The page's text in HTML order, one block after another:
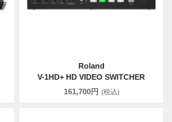
Roland
V-1HD+ HD VIDEO SWITCHER
161,700円 (税込)